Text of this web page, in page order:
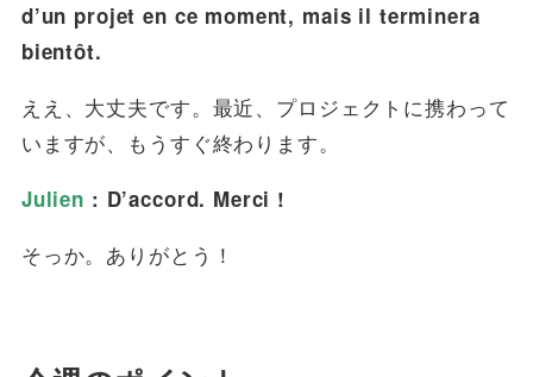
d’un projet en ce moment, mais il terminera
bientôt.
ええ、大丈夫です。最近、プロジェクトに携わって
いますが、もうすぐ終わります。
Julien : D’accord. Merci !
そっか。ありがとう！